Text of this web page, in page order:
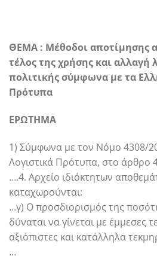
ΘΕΜΑ : Μέθοδοι αποτίμησης
τέλος της χρήσης και αλλαγή
πολιτικής σύμφωνα με τα
Πρότυπα
ΕΡΩΤΗΜΑ
1) Σύμφωνα με τον Νόμο 4308/
Λογιστικά Πρότυπα, στο άρθρο
….4. Αρχείο ιδιόκτητων
καταχωρούνται:
…γ) Ο προσδιορισμός της
δύναται να γίνεται με έμμεσες
αξιόπιστες και κατάλληλα
…